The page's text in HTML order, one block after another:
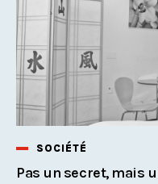
SOCIÉTÉ
Pas un secret, mais